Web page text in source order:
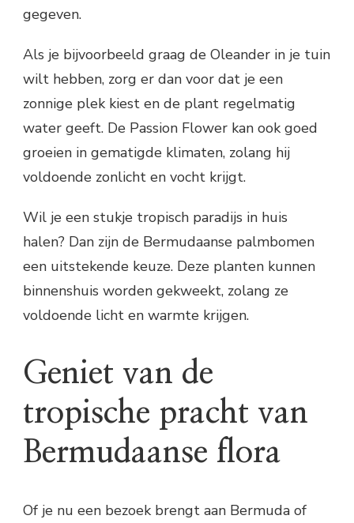
gegeven.
Als je bijvoorbeeld graag de Oleander in je tuin
wilt hebben, zorg er dan voor dat je een
zonnige plek kiest en de plant regelmatig
water geeft. De Passion Flower kan ook goed
groeien in gematigde klimaten, zolang hij
voldoende zonlicht en vocht krijgt.
Wil je een stukje tropisch paradijs in huis
halen? Dan zijn de Bermudaanse palmbomen
een uitstekende keuze. Deze planten kunnen
binnenshuis worden gekweekt, zolang ze
voldoende licht en warmte krijgen.
Geniet van de
tropische pracht van
Bermudaanse flora
Of je nu een bezoek brengt aan Bermuda of